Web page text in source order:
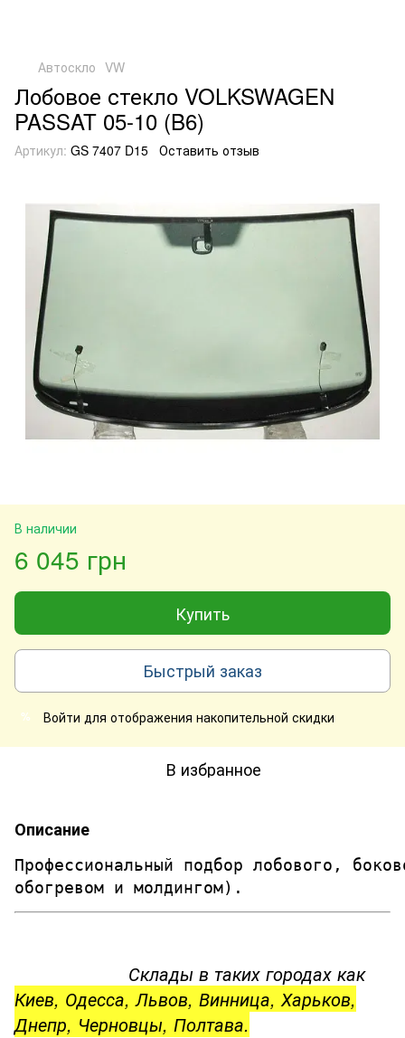
Автоскло VW
Лобовое стекло VOLKSWAGEN
PASSAT 05-10 (B6)
Артикул: GS 7407 D15 Оставить отзыв
В наличии
6 045 грн
Купить
Быстрый заказ
% Войти для отображения накопительной скидки
В избранное
Описание
Профессиональный подбор лобового,
обогревом и молдингом).
Склады в таких городах как
Киев, Одесса, Львов, Винница, Харьков,
Днепр, Черновцы, Полтава.